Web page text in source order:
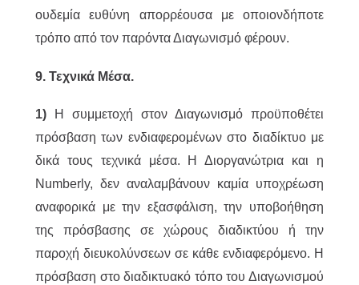
ουδεμία ευθύνη απορρέουσα με οποιονδήποτε
τρόπο από τον παρόντα Διαγωνισμό φέρoυν.
9. Τεχνικά Μέσα.
1) Η συμμετοχή στον Διαγωνισμό προϋποθέτει
πρόσβαση των ενδιαφερομένων στο διαδίκτυο με
δικά τους τεχνικά μέσα. Η Διοργανώτρια και η
Numberly, δεν αναλαμβάνουν καμία υποχρέωση
αναφορικά με την εξασφάλιση, την υποβοήθηση
της πρόσβασης σε χώρους διαδικτύου ή την
παροχή διευκολύνσεων σε κάθε ενδιαφερόμενο. Η
πρόσβαση στο διαδικτυακό τόπο του Διαγωνισμού